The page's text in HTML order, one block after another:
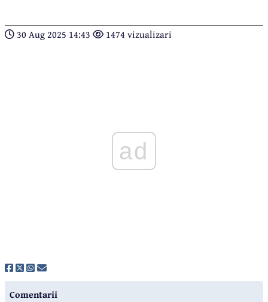
30 Aug 2025 14:43 1474 vizualizari
ad
Comentarii